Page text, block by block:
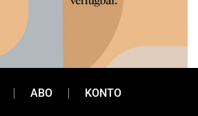
ABO KONTO